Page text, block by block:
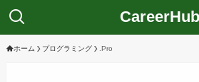
CareerHub
ホーム プログラミング .Pro